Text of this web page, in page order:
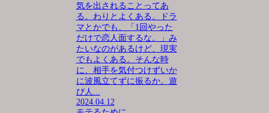
気を出されることってあ
る。わりとよくある。ドラ
マとかでも、「1回やった
だけで恋人面するな。」み
たいなのがあるけど、現実
でもよくある。そんな時
に、相手を気付つけずいか
に波風立てずに振るか。遊
び人...
2024.04.12